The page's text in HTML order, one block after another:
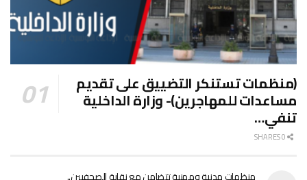
(منظمات تستنكر التضييق على تقديم
مساعدات للمهاجرين)- وزارة الداخلية
تنفي…